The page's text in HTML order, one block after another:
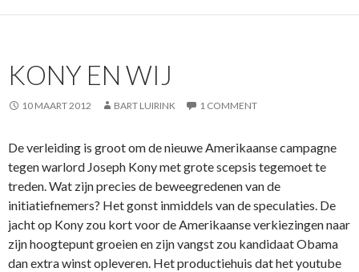
KONY EN WIJ
10 MAART 2012 BART LUIRINK 1 COMMENT
De verleiding is groot om de nieuwe Amerikaanse campagne
tegen warlord Joseph Kony met grote scepsis tegemoet te
treden. Wat zijn precies de beweegredenen van de
initiatiefnemers? Het gonst inmiddels van de speculaties. De
jacht op Kony zou kort voor de Amerikaanse verkiezingen naar
zijn hoogtepunt groeien en zijn vangst zou kandidaat Obama
dan extra winst opleveren. Het productiehuis dat het youtube